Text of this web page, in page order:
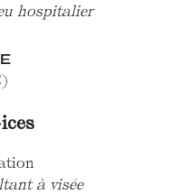
hospitalier
à visée